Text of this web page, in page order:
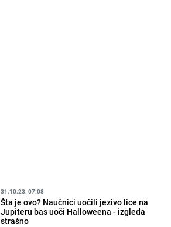
31.10.23. 07:08
Šta je ovo? Naučnici uočili jezivo lice na
Jupiteru bas uoči Halloweena - izgleda
strašno